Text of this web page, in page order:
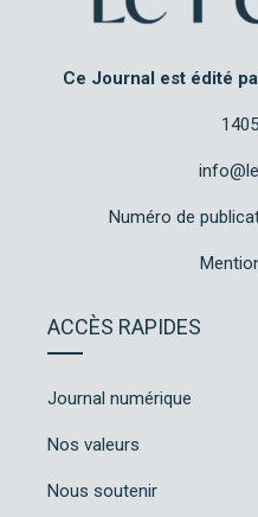
Ce Journal est édité
Numéro de
ACCÈS RAPIDES
Journal numérique
Nos valeurs
Nous soutenir